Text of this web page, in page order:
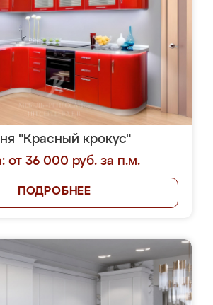
"Красный крокус"
от 36 000 руб. за п.м.
ПОДРОБНЕЕ